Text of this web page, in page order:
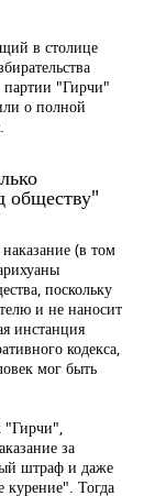
в столице
партии "Гирчи"
о полной
обществу"
(в том
поскольку
и не наносит
инстанция
кодекса,
мог быть
"Гирчи",
за
штраф и даже
курение". Тогда